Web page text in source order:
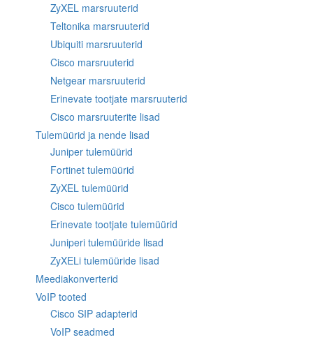
ZyXEL marsruuterid
Teltonika marsruuterid
Ubiquiti marsruuterid
Cisco marsruuterid
Netgear marsruuterid
Erinevate tootjate marsruuterid
Cisco marsruuterite lisad
Tulemüürid ja nende lisad
Juniper tulemüürid
Fortinet tulemüürid
ZyXEL tulemüürid
Cisco tulemüürid
Erinevate tootjate tulemüürid
Juniperi tulemüüride lisad
ZyXELi tulemüüride lisad
Meediakonverterid
VoIP tooted
Cisco SIP adapterid
VoIP seadmed